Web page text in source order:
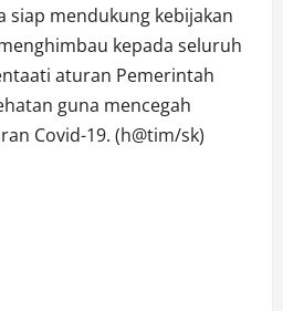
siap mendukung kebijakan
kepada seluruh
aturan Pemerintah
guna mencegah
Covid-19. (h@tim/sk)